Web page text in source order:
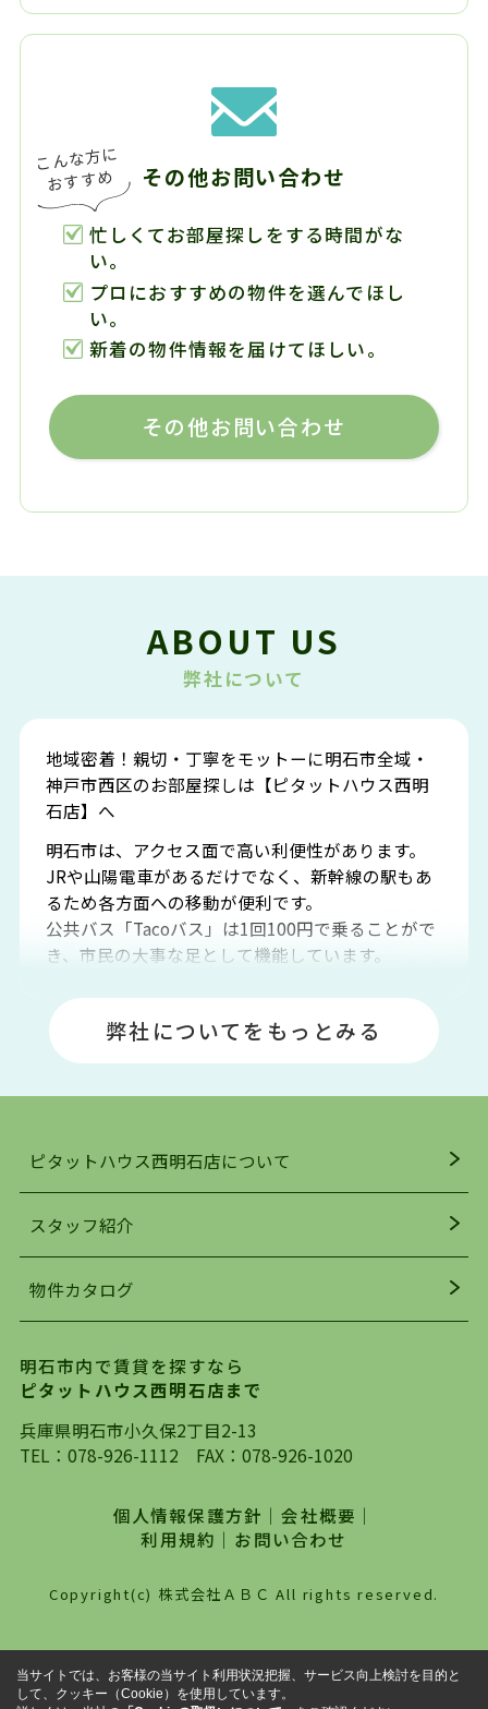
その他お問い合わせ
忙しくてお部屋探しをする時間がな
い。
プロにおすすめの物件を選んでほし
い。
新着の物件情報を届けてほしい。
その他お問い合わせ
ABOUT US
弊社について
地域密着！親切・丁寧をモットーに明石市全域・
神戸市西区のお部屋探しは【ピタットハウス西明
石店】へ
明石市は、アクセス面で高い利便性があります。
JRや山陽電車があるだけでなく、新幹線の駅もあ
るため各方面への移動が便利です。
公共バス「Tacoバス」は1回100円で乗ることがで
き、市民の大事な足として機能しています。
場や釣りスポットが多くあります。JR「大久保
駅」周辺には、ビブレ・イオンをはじめとした買
い物施設も多くあり、買い物にも困りません。
明石駅・西明石駅を中心に、明石市・神戸市西区
でお部屋探している方は、ぜひ当ＨＰにて物件を
お探しになってください。弊社は、スタッフの平
を行っており地域最大級の情報取扱量を誇ってお
ります。店頭で限られた物件をご紹介する、従来
自身でインターネットを利用し、理想のお部屋を
探していただき、選択していただいた物件情報に
対して、専門知識を持ったスタッフがサポートさ
せていただくスタイルを心がけております。私た
は、一度だけでは終わらない、お客様との末長い
お付き合いです。初めての一人暮らしから、就
職・ご結婚・売買物件の購入、などなど一生涯に
わたる、良きアドバイザーとして、地域に密着し
た営業スタイルで様々なお役立ちができればと強
わせください。
弊社についてをもっとみる
ピタットハウス西明石店について
スタッフ紹介
物件カタログ
明石市内で賃貸を探すなら
ピタットハウス西明石店まで
兵庫県明石市小久保2丁目2-13
TEL： 078-926-1112 FAX：078-926-1020
個人情報保護方針 ｜会社概要 ｜
利用規約 ｜ お問い合わせ
Copyright(c) 株式会社ＡＢＣ All rights reserved.
当サイトでは、お客様の当サイト利用状況把握、サービス向上検討を目的と
して、クッキー（Cookie）を使用しています。